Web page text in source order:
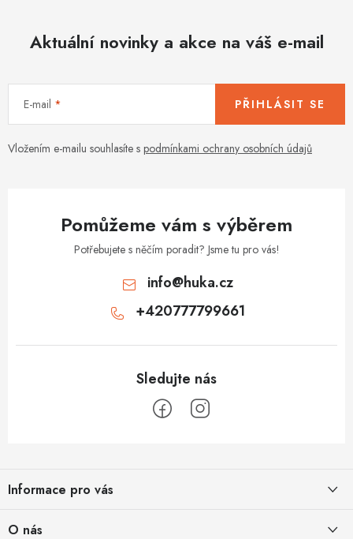
Aktuální novinky a akce na váš e-mail
E-mail
Vložením e-mailu souhlasíte s podmínkami ochrany osobních údajů
PŘIHLÁSIT SE
Pomůžeme vám s výběrem
Potřebujete s něčím poradit? Jsme tu pro vás!
info@huka.cz
+420777799661
pInformace pro vás
O nás